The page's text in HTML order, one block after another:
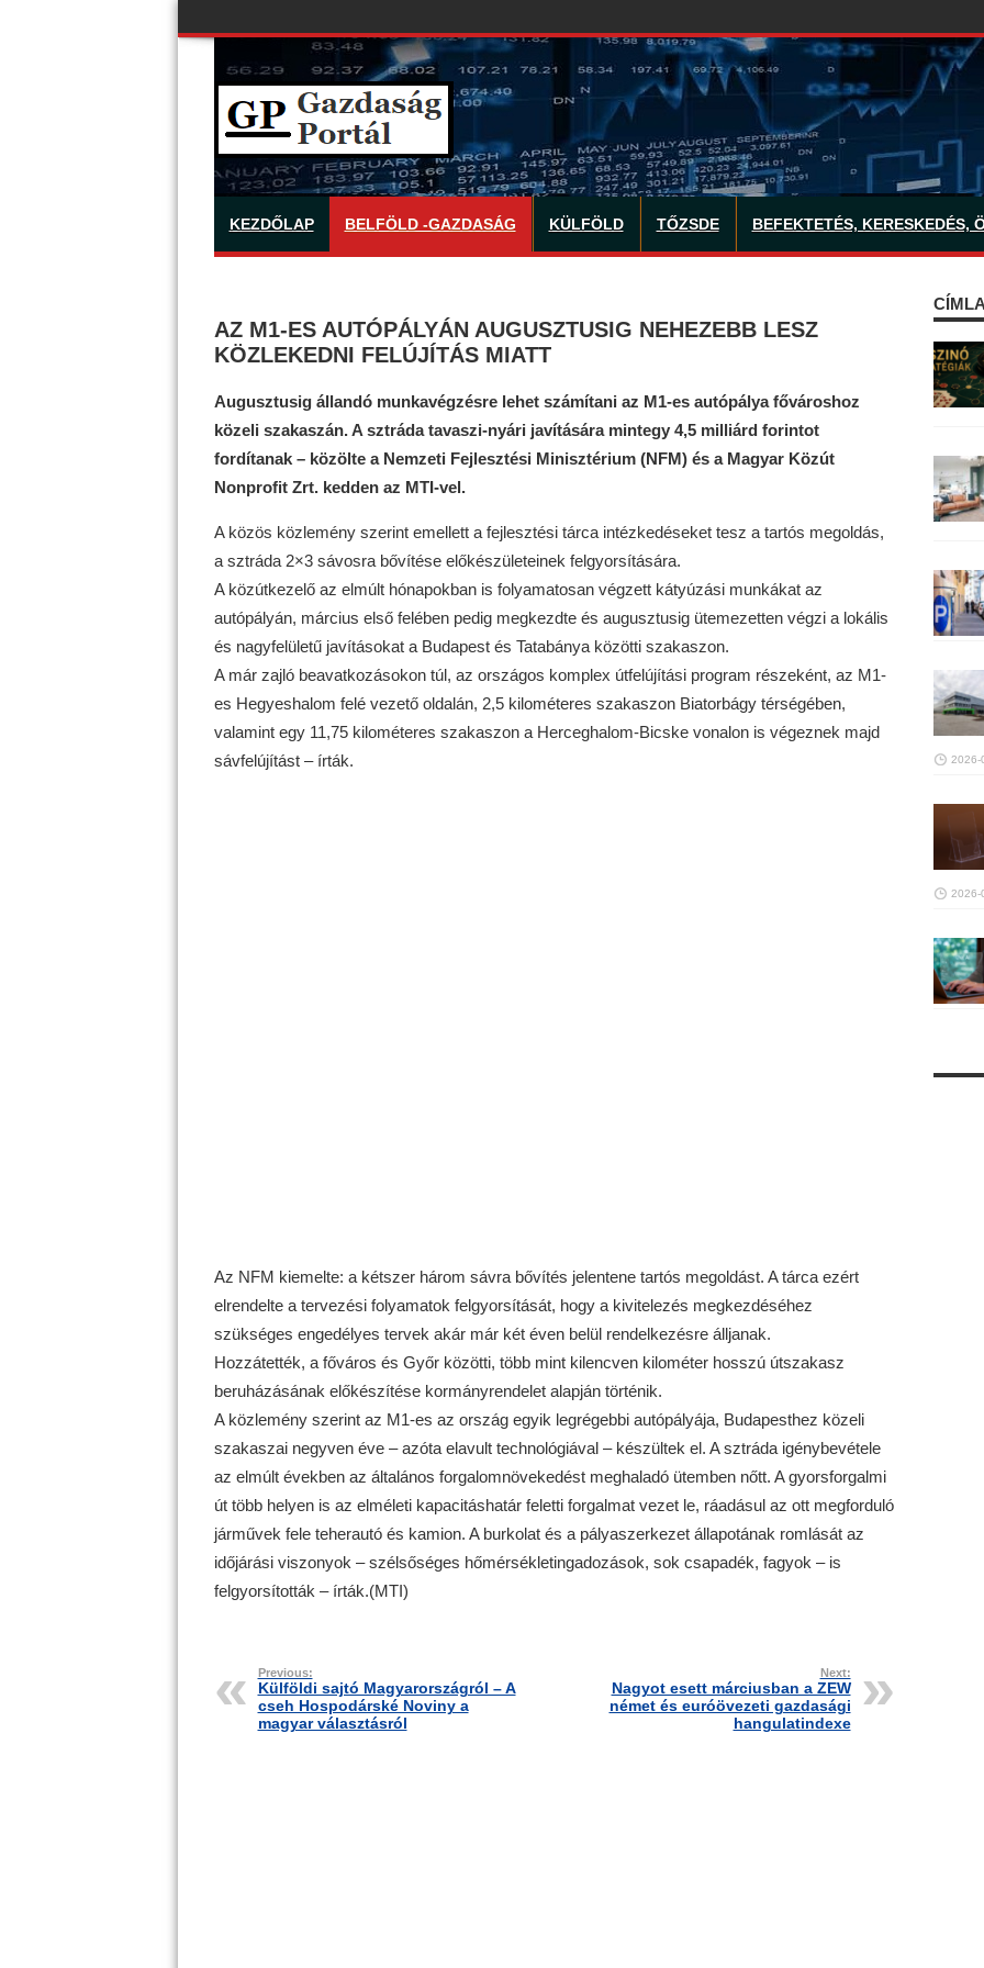
KEZDŐLAP BELFÖLD -GAZDASÁG KÜLFÖLD TŐZSDE BEFEKTETÉS, KERESKEDÉS,
AZ M1-ES AUTÓPÁLYÁN AUGUSZTUSIG NEHEZEBB LESZ
KÖZLEKEDNI FELÚJÍTÁS MIATT
Augusztusig állandó munkavégzésre lehet számítani az M1-es autópálya fővároshoz
közeli szakaszán. A sztráda tavaszi-nyári javítására mintegy 4,5 milliárd forintot
fordítanak – közölte a Nemzeti Fejlesztési Minisztérium (NFM) és a Magyar Közút
Nonprofit Zrt. kedden az MTI-vel.
A közös közlemény szerint emellett a fejlesztési tárca intézkedéseket tesz a tartós megoldás,
a sztráda 2×3 sávosra bővítése előkészületeinek felgyorsítására.
A közútkezelő az elmúlt hónapokban is folyamatosan végzett kátyúzási munkákat az
autópályán, március első felében pedig megkezdte és augusztusig ütemezetten végzi a lokális
és nagyfelületű javításokat a Budapest és Tatabánya közötti szakaszon.
A már zajló beavatkozásokon túl, az országos komplex útfelújítási program részeként, az M1-
es Hegyeshalom felé vezető oldalán, 2,5 kilométeres szakaszon Biatorbágy térségében,
valamint egy 11,75 kilométeres szakaszon a Herceghalom-Bicske vonalon is végeznek majd
sávfelújítást – írták.
Az NFM kiemelte: a kétszer három sávra bővítés jelentene tartós megoldást. A tárca ezért
elrendelte a tervezési folyamatok felgyorsítását, hogy a kivitelezés megkezdéséhez
szükséges engedélyes tervek akár már két éven belül rendelkezésre álljanak.
Hozzátették, a főváros és Győr közötti, több mint kilencven kilométer hosszú útszakasz
beruházásának előkészítése kormányrendelet alapján történik.
A közlemény szerint az M1-es az ország egyik legrégebbi autópályája, Budapesthez közeli
szakaszai negyven éve – azóta elavult technológiával – készültek el. A sztráda igénybevétele
az elmúlt években az általános forgalomnövekedést meghaladó ütemben nőtt. A gyorsforgalmi
út több helyen is az elméleti kapacitáshatár feletti forgalmat vezet le, ráadásul az ott megforduló
járművek fele teherautó és kamion. A burkolat és a pályaszerkezet állapotának romlását az
időjárási viszonyok – szélsőséges hőmérsékletingadozások, sok csapadék, fagyok – is
felgyorsították – írták.(MTI)
Previous:
Külföldi sajtó Magyarországról – A
cseh Hospodárské Noviny a
magyar választásról
Next:
Nagyot esett márciusban a ZEW
német és euróövezeti gazdasági
hangulatindexe
2026-
2026-